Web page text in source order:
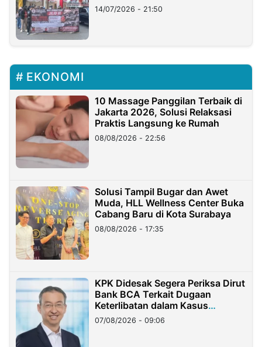
Lampung
14/07/2026 - 21:50
EKONOMI
10 Massage Panggilan Terbaik di
Jakarta 2026, Solusi Relaksasi
Praktis Langsung ke Rumah
08/08/2026 - 22:56
Solusi Tampil Bugar dan Awet
Muda, HLL Wellness Center Buka
Cabang Baru di Kota Surabaya
08/08/2026 - 17:35
KPK Didesak Segera Periksa Dirut
Bank BCA Terkait Dugaan
Keterlibatan dalam Kasus
Hilangnya Dana Nasabah Rp2,58
Miliar
07/08/2026 - 09:06